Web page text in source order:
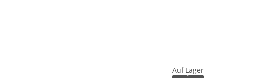
Auf Lager